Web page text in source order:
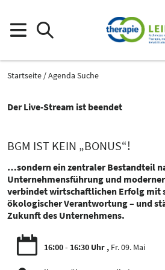
Startseite
Agenda Suche
Der Live-Stream ist beendet
BGM IST KEIN „BONUS“!
…sondern ein zentraler Bestandteil
Unternehmensführung und
verbindet wirtschaftlichen Erfolg mit
ökologischer Verantwortung – und
Zukunft des Unternehmens.
16:00 - 16:30 Uhr Fr. 09. Mai